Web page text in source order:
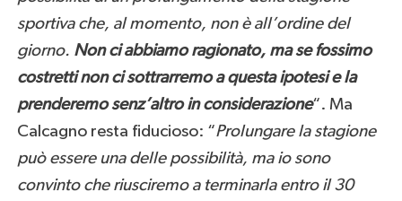
sportiva che, al momento, non è all’ordine del
giorno. Non ci abbiamo ragionato, ma se fossimo
costretti non ci sottrarremo a questa ipotesi e la
prenderemo senz’altro in considerazione“. Ma
Calcagno resta fiducioso: “Prolungare la stagione
può essere una delle possibilità, ma io sono
convinto che riusciremo a terminarla entro il 30